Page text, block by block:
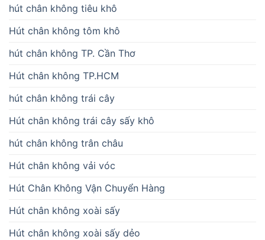
hút chân không tiêu khô
Hút chân không tôm khô
hút chân không TP. Cần Thơ
Hút chân không TP.HCM
hút chân không trái cây
Hút chân không trái cây sấy khô
hút chân không trân châu
Hút chân không vải vóc
Hút Chân Không Vận Chuyển Hàng
Hút chân không xoài sấy
Hút chân không xoài sấy dẻo